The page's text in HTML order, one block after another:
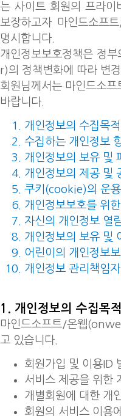
는 사이트 회원의 프라이
보장하고자 마인드소프
명시합니다.
개인정보보호정책은 정
r)의 정책변화에 따라 변
회원님께서는 마인드소
바랍니다.
개인정보의 수집목
수집하는 개인정보
개인정보의 보유 및
개인정보의 제공 및
쿠키(cookie)의 운
개인정보보호를 위
자신의 개인정보 열
개인정보의 보유 및
어린이의 개인정보
개인정보 관리책임자
1. 개인정보의 수집목
마인드소프트/온웹
고 있습니다.
회원가입 및 이용ID
서비스 제공을 위한
개별회원에 대한 개
회원의 서비스 이용